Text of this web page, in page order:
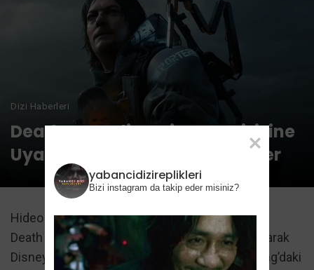
Dizi Haberleri
Death Stranding Disney+ Dizisine
Uyarlanıyor: İşte Tüm Bilinenler
Hideo Kojima’nın oyun dünyasını sarsan yapımı
Death Stranding, bu kez bir animasyon dizisi olarak
Disney+ ekranlarına geliyor. Disney’in Hong Kong’daki
yabancidizireplikleri
Bizi instagram da takip eder misiniz?